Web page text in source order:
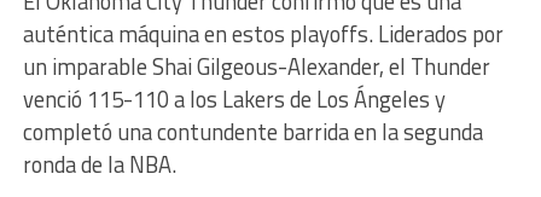
auténtica máquina en estos playoffs. Liderados por
un imparable Shai Gilgeous-Alexander, el Thunder
venció 115-110 a los Lakers de Los Ángeles y
completó una contundente barrida en la segunda
ronda de la NBA.